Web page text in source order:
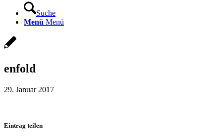
Suche
Menü Menü
enfold
29. Januar 2017
Eintrag teilen